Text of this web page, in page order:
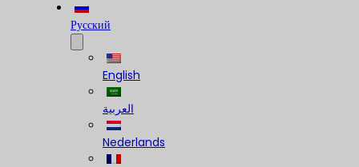
Русский
English
العربية
Nederlands